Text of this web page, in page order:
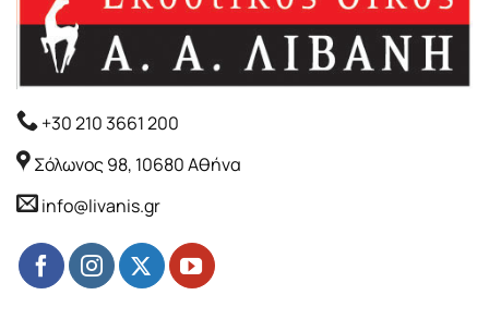
+30 210 3661 200
Σόλωνος 98, 10680 Αθήνα
info@livanis.gr